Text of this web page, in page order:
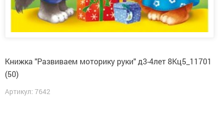
Книжка "Развиваем моторику руки" д3-4лет 8Кц5_11701
(50)
Артикул: 7642